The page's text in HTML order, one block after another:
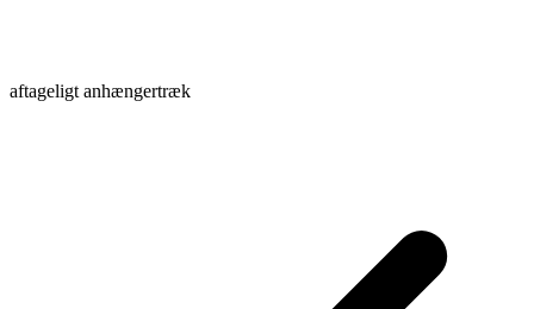
aftageligt anhængertræk